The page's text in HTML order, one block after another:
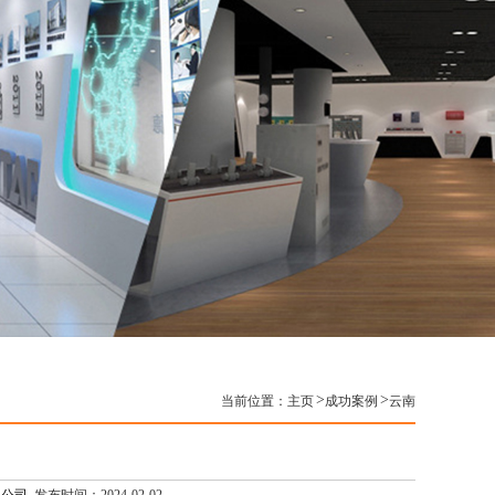
当前位置： 主页 成功案例 云南